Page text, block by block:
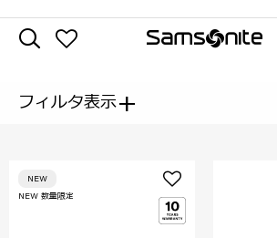
フィルタ表示+
NEW 数量限定
NEW